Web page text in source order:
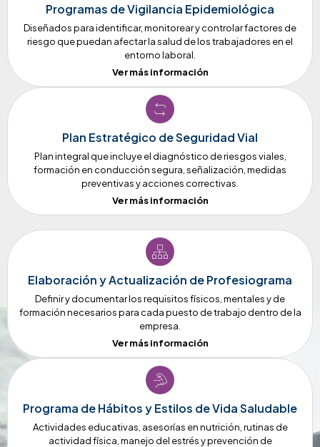
Programas de Vigilancia Epidemiológica
Diseñados para identificar, monitorear y controlar factores de
riesgo que puedan afectar la salud de los trabajadores en el
entorno laboral.
Ver más información
Plan Estratégico de Seguridad Vial
Plan integral que incluye el diagnóstico de riesgos viales,
formación en conducción segura, señalización, medidas
preventivas y acciones correctivas.
Ver más información
Elaboración y Actualización de Profesiograma
Definir y documentar los requisitos físicos, mentales y de
formación necesarios para cada puesto de trabajo dentro de la
empresa.
Ver más información
Programa de Hábitos y Estilos de Vida Saludable
Actividades educativas, asesorías en nutrición, rutinas de
actividad física, manejo del estrés y prevención de